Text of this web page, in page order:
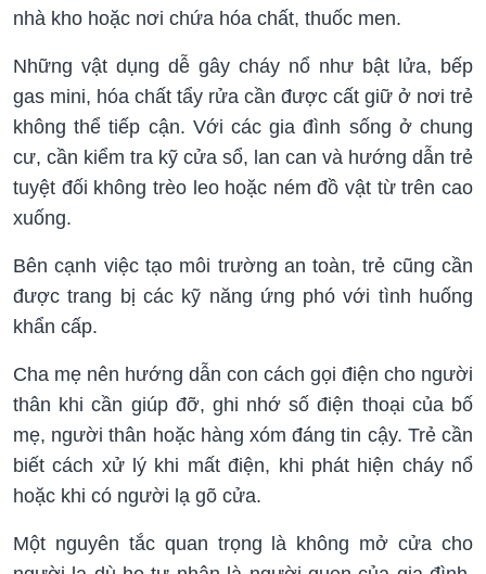
nhà kho hoặc nơi chứa hóa chất, thuốc men.
Những vật dụng dễ gây cháy nổ như bật lửa, bếp
gas mini, hóa chất tẩy rửa cần được cất giữ ở nơi trẻ
không thể tiếp cận. Với các gia đình sống ở chung
cư, cần kiểm tra kỹ cửa sổ, lan can và hướng dẫn trẻ
tuyệt đối không trèo leo hoặc ném đồ vật từ trên cao
xuống.
Bên cạnh việc tạo môi trường an toàn, trẻ cũng cần
được trang bị các kỹ năng ứng phó với tình huống
khẩn cấp.
Cha mẹ nên hướng dẫn con cách gọi điện cho người
thân khi cần giúp đỡ, ghi nhớ số điện thoại của bố
mẹ, người thân hoặc hàng xóm đáng tin cậy. Trẻ cần
biết cách xử lý khi mất điện, khi phát hiện cháy nổ
hoặc khi có người lạ gõ cửa.
Một nguyên tắc quan trọng là không mở cửa cho